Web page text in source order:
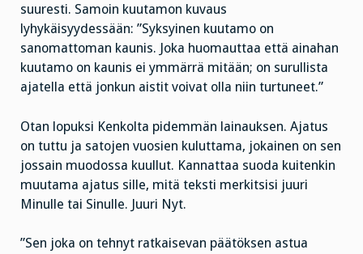
suuresti. Samoin kuutamon kuvaus
lyhykäisyydessään: ”Syksyinen kuutamo on
sanomattoman kaunis. Joka huomauttaa että ainahan
kuutamo on kaunis ei ymmärrä mitään; on surullista
ajatella että jonkun aistit voivat olla niin turtuneet.”
Otan lopuksi Kenkolta pidemmän lainauksen. Ajatus
on tuttu ja satojen vuosien kuluttama, jokainen on sen
jossain muodossa kuullut. Kannattaa suoda kuitenkin
muutama ajatus sille, mitä teksti merkitsisi juuri
Minulle tai Sinulle. Juuri Nyt.
”Sen joka on tehnyt ratkaisevan päätöksen astua